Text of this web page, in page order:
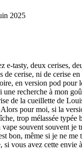
2025
e-tasty, deux cerises,
de cerise, ni de cerise
en version pod pour
une recherche à mon
de la cueillette de
pour moi, si la
trop mélassée typée
vape souvent souvent je
bon, même si je ne me
si vous avez cette envie